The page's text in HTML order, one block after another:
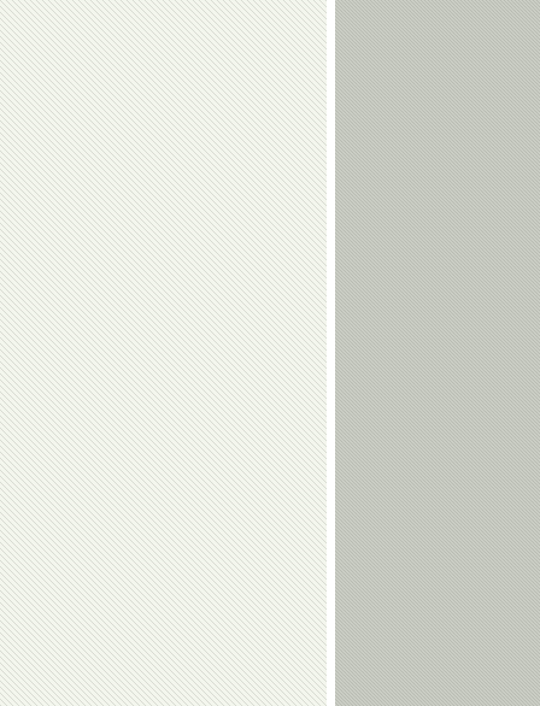
Алина
Загитова
Андрей
Максимов
Ангелина
Мельникова
Виктория
Комова
Владимир
Юрзинов-
старший
Анжела
Фоменко
Сергей
Соловейчик
Дзамболат
Тедеев
Алексей
Свирин
Николай
Макаров